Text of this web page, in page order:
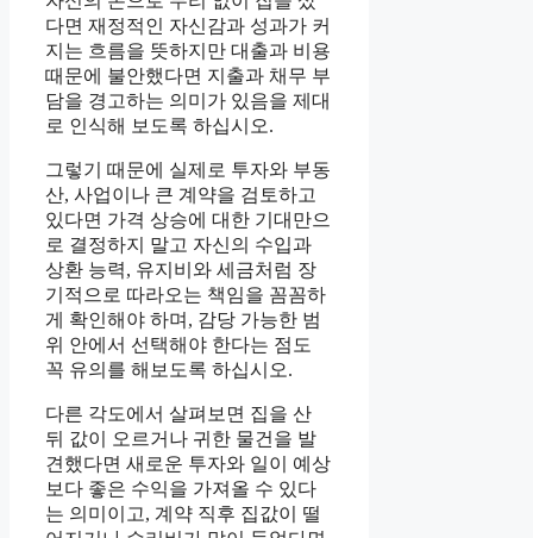
다면 재정적인 자신감과 성과가 커
지는 흐름을 뜻하지만 대출과 비용
때문에 불안했다면 지출과 채무 부
담을 경고하는 의미가 있음을 제대
로 인식해 보도록 하십시오.
그렇기 때문에 실제로 투자와 부동
산, 사업이나 큰 계약을 검토하고
있다면 가격 상승에 대한 기대만으
로 결정하지 말고 자신의 수입과
상환 능력, 유지비와 세금처럼 장
기적으로 따라오는 책임을 꼼꼼하
게 확인해야 하며, 감당 가능한 범
위 안에서 선택해야 한다는 점도
꼭 유의를 해보도록 하십시오.
다른 각도에서 살펴보면 집을 산
뒤 값이 오르거나 귀한 물건을 발
견했다면 새로운 투자와 일이 예상
보다 좋은 수익을 가져올 수 있다
는 의미이고, 계약 직후 집값이 떨